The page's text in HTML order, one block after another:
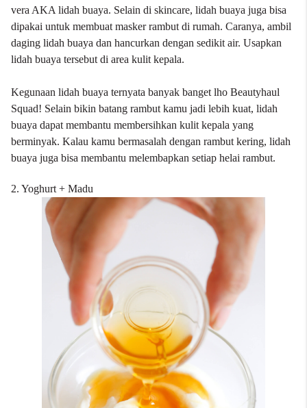
vera AKA lidah buaya. Selain di skincare, lidah buaya juga bisa
dipakai untuk membuat masker rambut di rumah. Caranya, ambil
daging lidah buaya dan hancurkan dengan sedikit air. Usapkan
lidah buaya tersebut di area kulit kepala.
Kegunaan lidah buaya ternyata banyak banget lho Beautyhaul
Squad! Selain bikin batang rambut kamu jadi lebih kuat, lidah
buaya dapat membantu membersihkan kulit kepala yang
berminyak. Kalau kamu bermasalah dengan rambut kering, lidah
buaya juga bisa membantu melembapkan setiap helai rambut.
2. Yoghurt + Madu